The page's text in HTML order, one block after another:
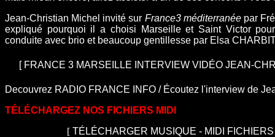
Jean-Christian Michel invité sur France3 méditerranéepar
expliqué pourquoi il a choisi
Marseille et Saint Victor
conduite avec brio et beaucoup gentillesse par Elsa
[ FRANCE 3 MARSEILLE INTERVIEW VIDÉO JEAN-
Decouvrez RADIO FRANCE INFO / Écoutez l'interview de
TÉLÉCHARGEZ NOS FICHIERS MIDI
[ TÉLÉCHARGER MUSIQUE - MIDI